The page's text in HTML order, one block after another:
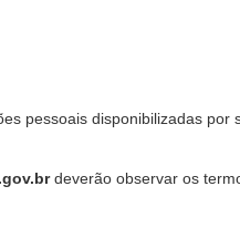
pessoais disponibilizadas por
deverão observar os